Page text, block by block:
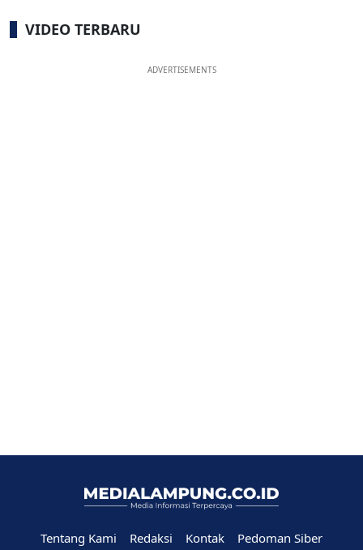
VIDEO TERBARU
ADVERTISEMENTS
Tentang Kami Redaksi Kontak Pedoman Siber